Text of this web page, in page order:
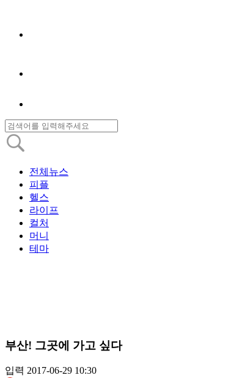
전체뉴스
피플
헬스
라이프
컬처
머니
테마
부산! 그곳에 가고 싶다
입력 2017-06-29 10:30